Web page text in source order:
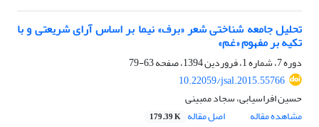
تحلیل جامعه‏ شناختی شعر «برف» نیما بر اساس آرای شریعتی و با
تکیه بر مفهوم «غم»
دوره 7، شماره 1، فروردین 1394، صفحه
63-79
10.22059/jsal.2015.55766
حسین افراسیابی، سجاد ممبینی
مشاهده مقاله
اصل مقاله 179.39 K